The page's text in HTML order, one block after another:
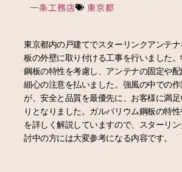
一条工務店
東京都
東京都内の戸建てでスターリンクアンテ
板の外壁に取り付ける工事を行いました
鋼板の特性を考慮し、アンテナの固定や
細心の注意を払いました。強風の中での
が、安全と品質を最優先に、お客様に満
りとなりました。ガルバリウム鋼板の特
を詳しく解説していますので、スターリ
討中の方には大変参考になる内容です。